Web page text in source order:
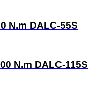
N.m DALC-55S
N.m DALC-115S